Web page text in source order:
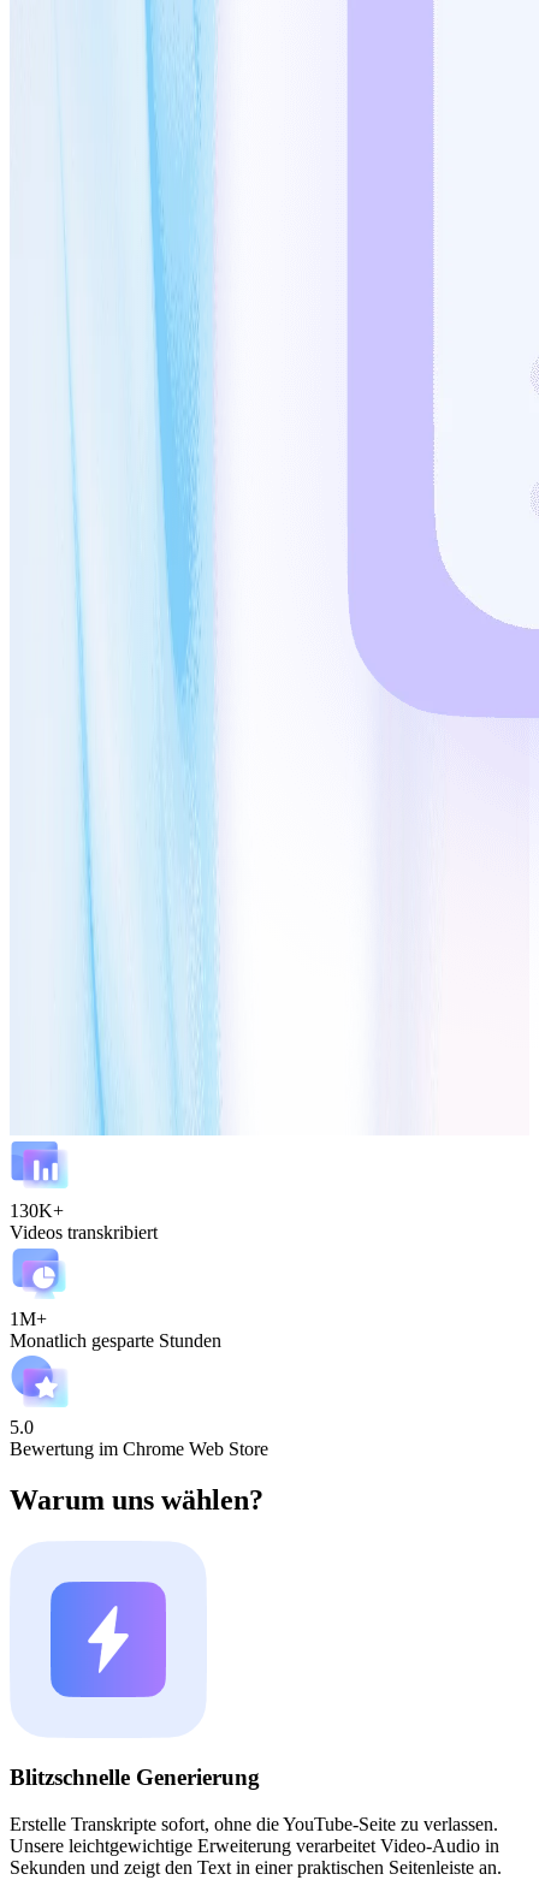
130K+
Videos transkribiert
1M+
Monatlich gesparte Stunden
5.0
Bewertung im Chrome Web Store
Warum uns wählen?
Blitzschnelle Generierung
Erstelle Transkripte sofort, ohne die YouTube-Seite zu verlassen.
Unsere leichtgewichtige Erweiterung verarbeitet Video-Audio in
Sekunden und zeigt den Text in einer praktischen Seitenleiste an.